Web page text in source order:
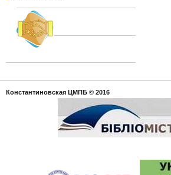
Константиновская ЦМПБ © 2016